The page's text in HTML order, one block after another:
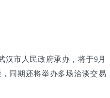
汉市人民政府承办，将于9月
同期还将举办多场洽谈交易